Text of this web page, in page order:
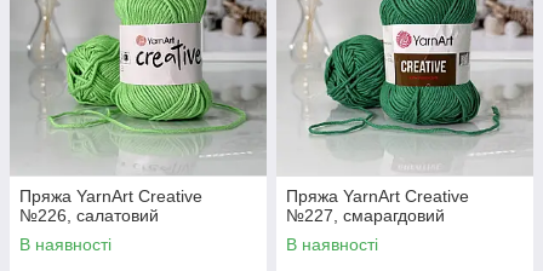
Пряжа YarnArt Creative
№226, салатовий
В наявності
Пряжа YarnArt Creative
№227, смарагдовий
В наявності